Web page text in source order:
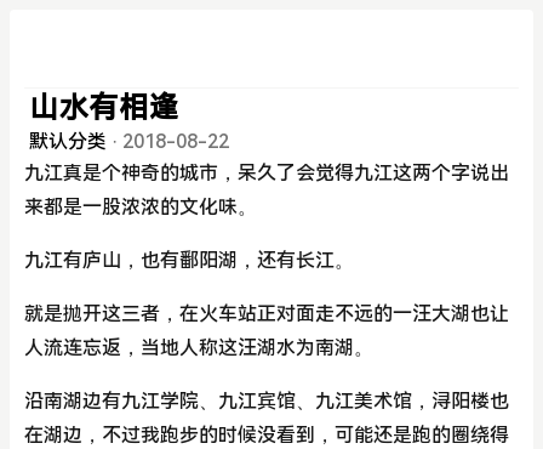
山水有相逢
默认分类 · 2018-08-22
九江真是个神奇的城市，呆久了会觉得九江这两个字说出
来都是一股浓浓的文化味。
九江有庐山，也有鄱阳湖，还有长江。
就是抛开这三者，在火车站正对面走不远的一汪大湖也让
人流连忘返，当地人称这汪湖水为南湖。
沿南湖边有九江学院、九江宾馆、九江美术馆，浔阳楼也
在湖边，不过我跑步的时候没看到，可能还是跑的圈绕得